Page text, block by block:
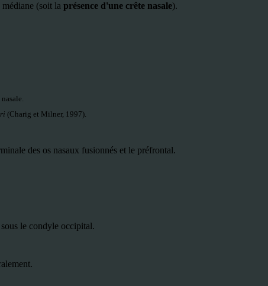
(soit la présence d'une crête nasale).
(Charig et Milner, 1997).
des os nasaux fusionnés et le préfrontal.
le condyle occipital.